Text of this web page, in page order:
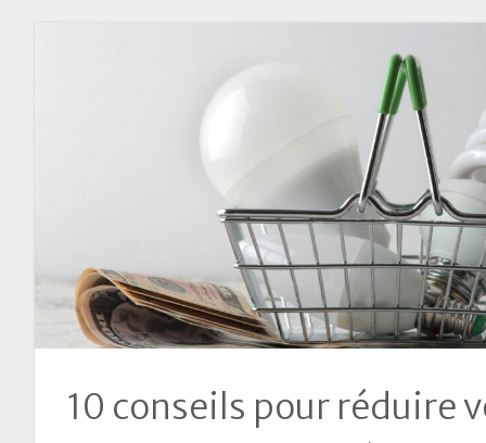
10 conseils pour réduire